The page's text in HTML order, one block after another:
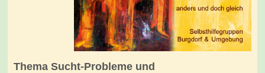
Thema Sucht-Probleme und